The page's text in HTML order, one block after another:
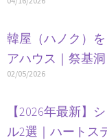
韓屋（ハノク）
アハウス｜祭基
02/05/2026
【2026年最新】
ル2選｜ハートス